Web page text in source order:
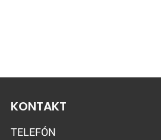
KONTAKT
TELEFÓN